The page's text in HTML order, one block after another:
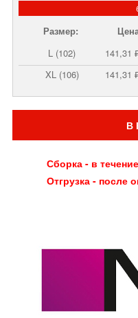
Размер:
L (102)
141,31
XL (106)
141,31
В
Сборка - в
Отгрузка - после